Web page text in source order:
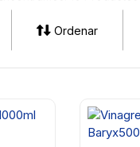
Ordenar